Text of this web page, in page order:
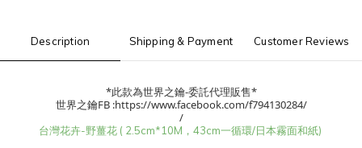
Description Shipping & Payment Customer Reviews
*此款為世界之鑰-委託代理販售*
世界之鑰FB :https://www.facebook.com/f794130284/
/
台灣花卉-野薑花 ( 2.5cm*10M，43cm一循環/日本霧面和紙)